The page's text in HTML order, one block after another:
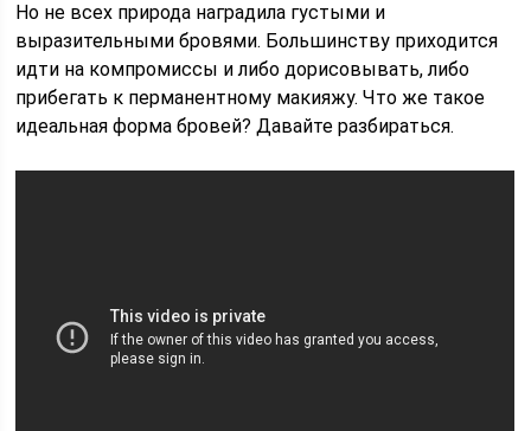
Но не всех природа наградила густыми и
выразительными бровями. Большинству приходится
идти на компромиссы и либо дорисовывать, либо
прибегать к перманентному макияжу. Что же такое
идеальная форма бровей? Давайте разбираться.